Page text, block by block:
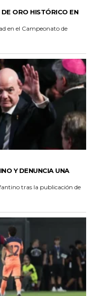
ORO HISTÓRICO EN
en el Campeonato de
Y DENUNCIA UNA
tras la publicación de